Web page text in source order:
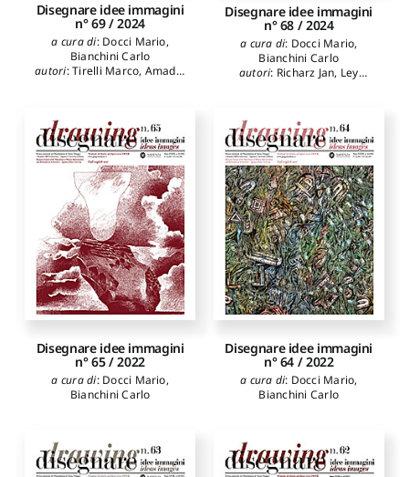
Disegnare idee immagini
n° 69 / 2024
a cura di: Docci Mario,
Bianchini Carlo
autori:Tirelli Marco, Amadio
Massimiliano,Docci Mario
Rossi Adriana,Bertacchi
Silvia,Formicola Claudio,
Gonizzi Barsanti Sara
Disegnare idee immagini
n° 68 / 2024
a cura di: Docci Mario,
Bianchini Carlo
autori: Richarz Jan, Ley
Carlo
Roberto,Griffo Marika
Disegnare idee immagini
n° 65 / 2022
a cura di: Docci Mario,
Bianchini Carlo
Disegnare idee immagini
n° 64 / 2022
a cura di: Docci Mario,
Bianchini Carlo